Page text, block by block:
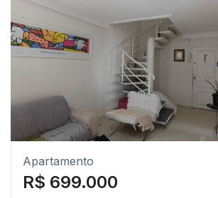
Apartamento
R$ 699.000